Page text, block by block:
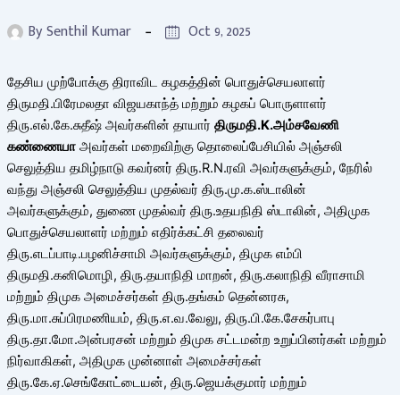
BySenthil Kumar Oct 9, 2025
தேசிய முற்போக்கு திராவிட கழகத்தின் பொதுச்செயலாளர்
திருமதி.பிரேமலதா விஜயகாந்த் மற்றும் கழகப் பொருளாளர்
திரு.எல்.கே.சுதீஷ் அவர்களின் தாயார் திருமதி.K.அம்சவேணி
கண்ணையாஅவர்கள் மறைவிற்கு தொலைப்பேசியில் அஞ்சலி
செலுத்திய தமிழ்நாடு கவர்னர் திரு.R.N.ரவி அவர்களுக்கும், நேரில்
வந்து அஞ்சலி செலுத்திய முதல்வர் திரு.மு.க.ஸ்டாலின்
அவர்களுக்கும், துணை முதல்வர் திரு.உதயநிதி ஸ்டாலின், அதிமுக
பொதுச்செயலாளர் மற்றும் எதிர்க்கட்சி தலைவர்
திரு.எடப்பாடி.பழனிச்சாமி அவர்களுக்கும், திமுக எம்பி
திருமதி.கனிமொழி, திரு.தயாநிதி மாறன், திரு.கலாநிதி வீராசாமி
மற்றும் திமுக அமைச்சர்கள் திரு.தங்கம் தென்னரசு,
திரு.மா.சுப்பிரமணியம், திரு.எ.வ.வேலு, திரு.பி.கே.சேகர்பாபு
திரு.தா.மோ.அன்பரசன் மற்றும் திமுக சட்டமன்ற உறுப்பினர்கள் மற்றும்
நிர்வாகிகள், அதிமுக முன்னாள் அமைச்சர்கள்
திரு.கே.ஏ.செங்கோட்டையன், திரு.ஜெயக்குமார் மற்றும்